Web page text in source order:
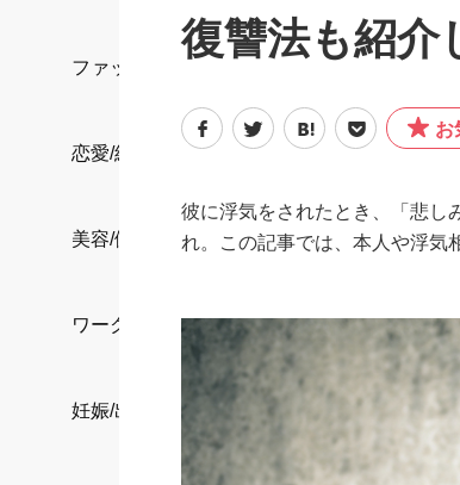
ファッション
恋愛/結婚/離婚
美容/健康
ワークスタイル
妊娠/出産/家族
復讐法も紹介
お
彼に浮気をされたとき、「悲し
れ。この記事では、本人や浮気